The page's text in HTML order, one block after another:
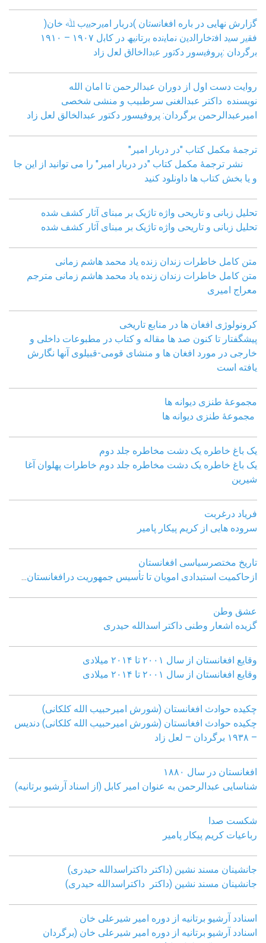
ﮔزارش ﻧﮭﺎﯾﯽ در ﺑﺎره اﻓﻐﺎﻧﺳﺗﺎن )درﺑﺎر اﻣﯾرﺣﺑﯾب ﷲ ﺧﺎن(
ﺑرﮔردان :ﭘروﻓﯾﺳور دﮐﺗور ﻋﺑداﻟﺧﺎﻟق ﻟﻌل زاد
روایت دست اول از دوران عبدالرحمن تا امان الله
نویسنده داکتر عبدالغنی سرطبیب و منشی شخصی
امیرعبدالرحمن برگردان: پروفیسور دکتور عبدالخالق لعل زاد
ترجمۀ مکمل کتاب "در دربار امیر"
نشر ترجمۀ مکمل کتاب "در دربار امیر" را می توانید از این جا
و یا بخش کتاب ها داونلود کنید
تحلیل زبانی و تاریحی واژه تاژیک بر مبنای آثار کشف شده
تحلیل زبانی و تاریحی واژه تاژیک بر مبنای آثار کشف شده
متن کامل خاطرات زندان زنده یاد محمد هاشم زمانی
متن کامل خاطرات زندان زنده یاد محمد هاشم زمانی مترجم
معراج امیری
کرونولوژی افغان ھا در منابع تاریخی
پیشگفتار تا کنون صد ھا مقاله و کتاب در مطبوعات داخلی و
خارجی در مورد افغان ھا و منشای قومی-قبیلوی آنھا نگارش
یافته است
مجموعهٔ طنزی دیوانه ها
مجموعهٔ طنزی دیوانه ها
یک باغ خاطره یک دشت مخاطره جلد دوم
یک باغ خاطره یک دشت مخاطره جلد دوم خاطرات پهلوان آغا
شیرین
فریاد درغربت
سروده هایی از کریم پیکار پامیر
تاریخ مختصرسیاسی افغانستان
ازحاکمیت استبدادی امویان تا تأسیس جمهوریت درافغانستان
عشق وطن
گزیده اشعار وطنی داکتر اسدالله حیدری
وقایع افغانستان از سال ۲۰۰۱ تا ۲۰۱۴ میلادی
وقایع افغانستان از سال ۲۰۰۱ تا ۲۰۱۴ میلادی
چکیده حوادث افغانستان (شورش امیرحبیب الله کلکانی)
چکیده حوادث افغانستان (شورش امیرحبیب الله کلکانی) دندیس
– ١٩٣٨ برگردان – لعل زاد
افغانستان در سال ۱۸۸۰
شناسایی عبدالرحمن به عنوان امیر کابل (از اسناد آرشیو برتانیه)
شکست صدا
رباعیات کریم پیکار پامیر
جانشینان مسند نشین (داکتر داکتراسدالله حیدری)
جانشینان مسند نشین (داکتر داکتراسدالله حیدری)
اسنادد آرشیو برتانیه از دوره امیر شیرعلی خان
اسنادد آرشیو برتانیه از دوره امیر شیرعلی خان (برگردان